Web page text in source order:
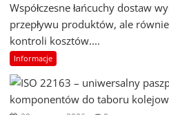
Współczesne łańcuchy dostaw
przepływu produktów, ale
kontroli kosztów....
Informacje